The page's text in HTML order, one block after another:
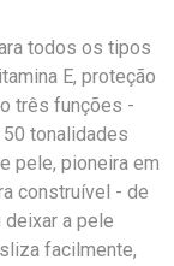
todos os tipos
E, proteção
três funções -
tonalidades
pele, pioneira em
construível - de
a pele
facilmente,